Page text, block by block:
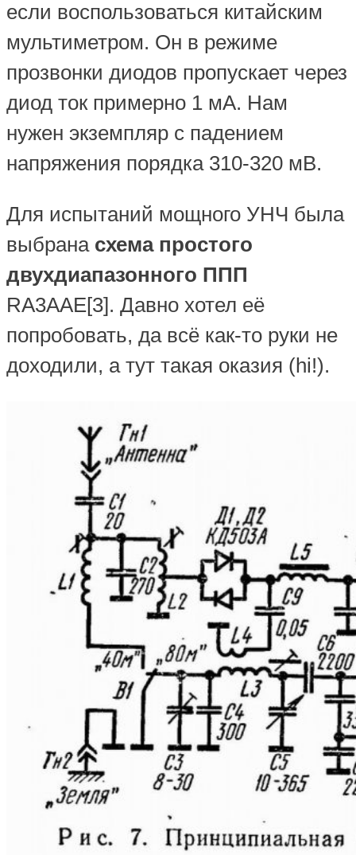
если воспользоваться китайским
мультиметром. Он в режиме
прозвонки диодов пропускает через
диод ток примерно 1 мА. Нам
нужен экземпляр с падением
напряжения порядка 310-320 мВ.
Для испытаний мощного УНЧ была
выбрана схема простого
двухдиапазонного ППП
RA3AAE[3]. Давно хотел её
попробовать, да всё как-то руки не
доходили, а тут такая оказия (hi!).